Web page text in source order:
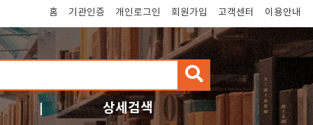
홈 기관인증 개인로그인 회원가입 고객센터 이용안내
검
색
상세검색